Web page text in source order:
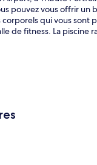
pouvez vous offrir
qui vous
de fitness. La